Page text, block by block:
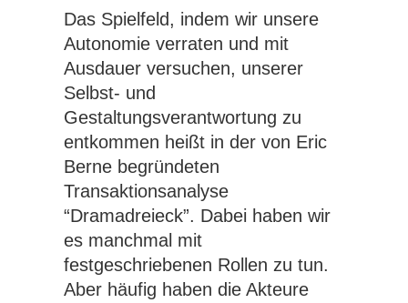
Das Spielfeld, indem wir unsere
Autonomie verraten und mit
Ausdauer versuchen, unserer
Selbst- und
Gestaltungsverantwortung zu
entkommen heißt in der von Eric
Berne begründeten
Transaktionsanalyse
“Dramadreieck”. Dabei haben wir
es manchmal mit
festgeschriebenen Rollen zu tun.
Aber häufig haben die Akteure